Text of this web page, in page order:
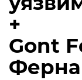
+
Gont